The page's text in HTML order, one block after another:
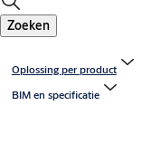
Zoeken
Oplossing per product
BIM en specificatie